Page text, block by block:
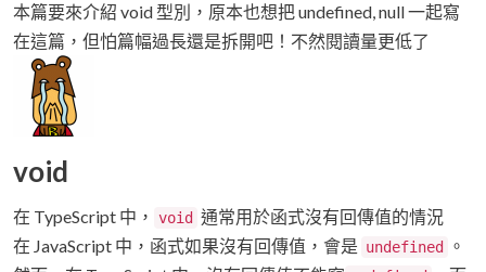
本篇要來介紹 void 型別，原本也想把 undefined, null 一起寫
在這篇，但怕篇幅過長還是拆開吧！不然閱讀量更低了
void
在 TypeScript 中， void 通常用於函式沒有回傳值的情況
在 JavaScript 中，函式如果沒有回傳值，會是 undefined
。